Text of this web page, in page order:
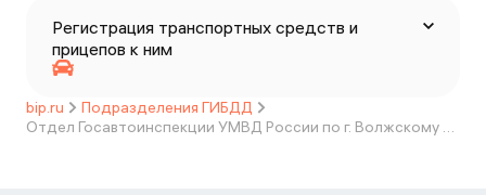
Регистрация транспортных средств и
прицепов к ним
bip.ru
Подразделения ГИБДД
Отдел Госавтоинспекции УМВД России по г. Волжскому Волгоградской области